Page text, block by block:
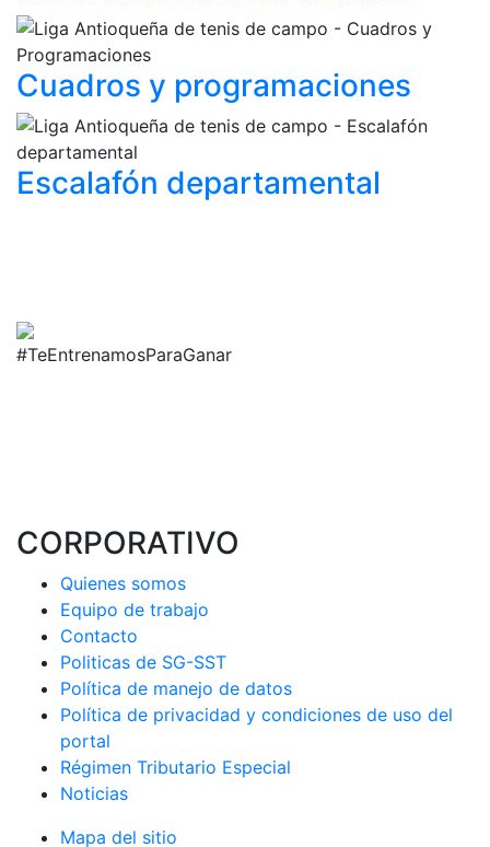
Cuadros y programaciones
Escalafón departamental
#TeEntrenamosParaGanar
CORPORATIVO
Quienes somos
Equipo de trabajo
Contacto
Politicas de SG-SST
Política de manejo de datos
Política de privacidad y condiciones de uso del
portal
Régimen Tributario Especial
Noticias
Mapa del sitio